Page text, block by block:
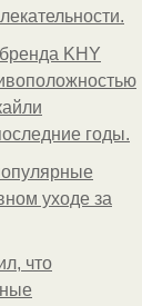
KHY
годы.
уходе за
что